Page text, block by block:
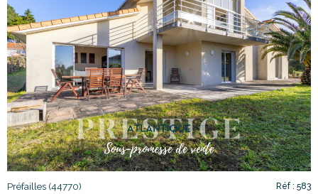
voir le
bien
Préfailles (44770)
Réf : 583